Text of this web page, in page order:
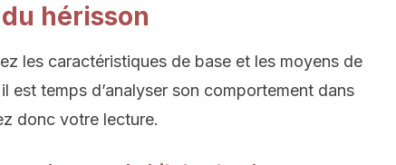
hérisson
les caractéristiques de base et les moyens de
est temps d’analyser son comportement dans
donc votre lecture.